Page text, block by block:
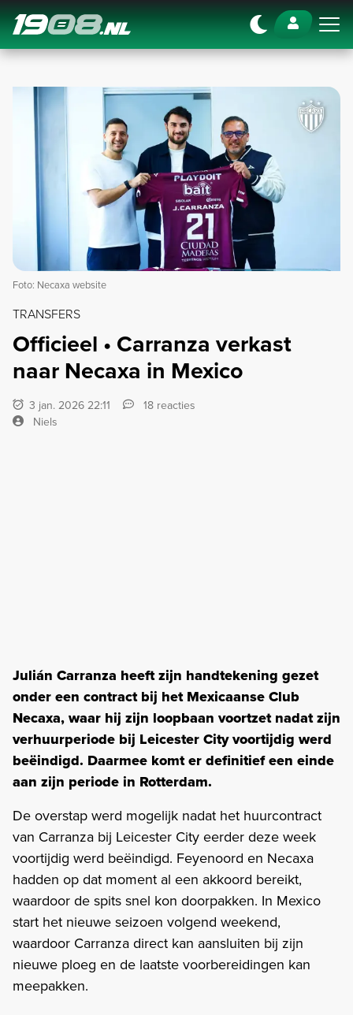
Navigation
Foto: Necaxa website
TRANSFERS
Officieel • Carranza verkast
naar Necaxa in Mexico
3 jan. 2026 22:11
18 reacties
Niels
Julián Carranza heeft zijn handtekening gezet
onder een contract bij het Mexicaanse Club
Necaxa, waar hij zijn loopbaan voortzet nadat zijn
verhuurperiode bij Leicester City voortijdig werd
beëindigd. Daarmee komt er definitief een einde
aan zijn periode in Rotterdam.
De overstap werd mogelijk nadat het huurcontract
van Carranza bij Leicester City eerder deze week
voortijdig werd beëindigd. Feyenoord en Necaxa
hadden op dat moment al een akkoord bereikt,
waardoor de spits snel kon doorpakken. In Mexico
start het nieuwe seizoen volgend weekend,
waardoor Carranza direct kan aansluiten bij zijn
nieuwe ploeg en de laatste voorbereidingen kan
meepakken.